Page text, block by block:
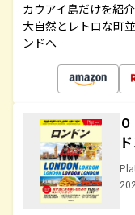
カウアイ島だけを紹
大自然とレトロな町
ンドへ